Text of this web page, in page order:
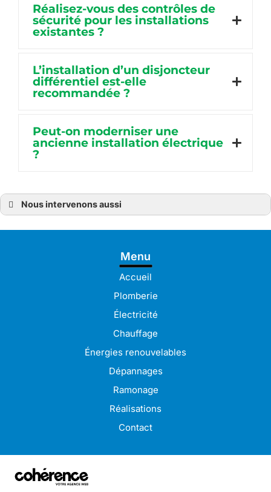
Réalisez-vous des contrôles de
sécurité pour les installations
existantes ?
L’installation d’un disjoncteur
différentiel est-elle
recommandée ?
Peut-on moderniser une
ancienne installation électrique
?
Nous intervenons aussi
Électricien à Binic-Étables-sur-Mer
Électricien à Guingamp
Menu
Accueil
Plomberie
Électricité
Chauffage
Énergies renouvelables
Dépannages
Ramonage
Réalisations
Contact